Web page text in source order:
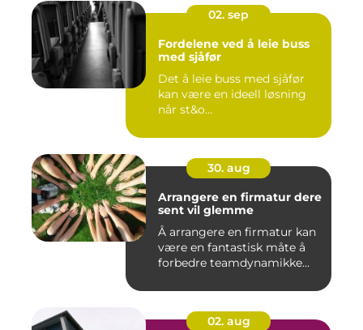
02. sep
Fordelene ved å leie buss
med sjåfør
Det å leie buss med sjåfør
kan være en ideell løsning
når st&o...
30. aug
Arrangere en firmatur dere
sent vil glemme
Å arrangere en firmatur kan
være en fantastisk måte å
forbedre teamdynamikke...
02. aug